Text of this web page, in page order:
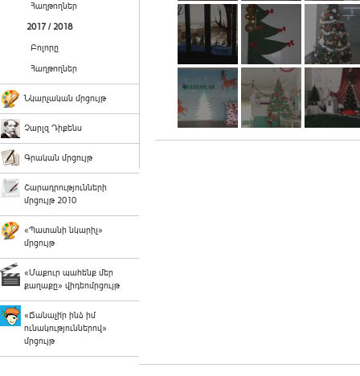
Հաղթողներ
2017 / 2018
Բոլորը
Հաղթողներ
Նկարչական մրցույթ
Չարլզ Դիքենս
Գրական մրցույթ
Շարադրությունների
մրցույթ 2010
«Պատանի նկարիչ»
մրցույթ
«Մաքուր պահենք մեր
քաղաքը» վիդեոմրցույթ
«Ճանաչի՛ր ինձ իմ
ունակություններով»
մրցույթ